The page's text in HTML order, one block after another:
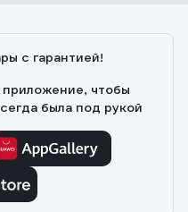
с гарантией!
чтобы
была под рукой